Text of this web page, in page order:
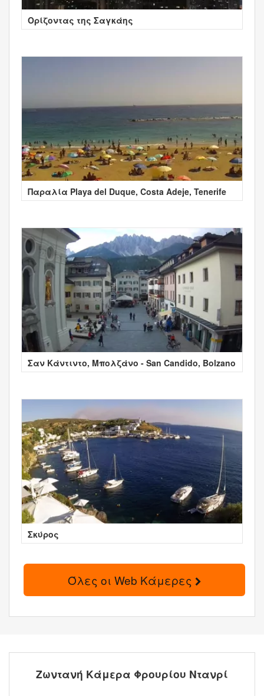
Ορίζοντας της Σαγκάης
Παραλία Playa del Duque, Costa Adeje, Tenerife
Σαν Κάντιντο, Μπολζάνο - San Candido, Bolzano
Σκύρος
Όλες οι Web Κάμερες
Ζωντανή Κάμερα Φρουρίου Ντανρί